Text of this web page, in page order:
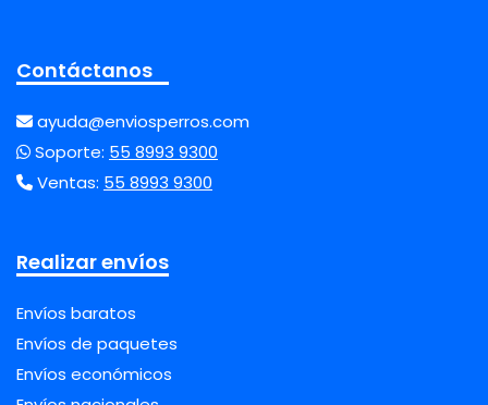
Contáctanos
ayuda@enviosperros.com
Soporte: 55 8993 9300
Ventas: 55 8993 9300
Realizar envíos
Envíos baratos
Envíos de paquetes
Envíos económicos